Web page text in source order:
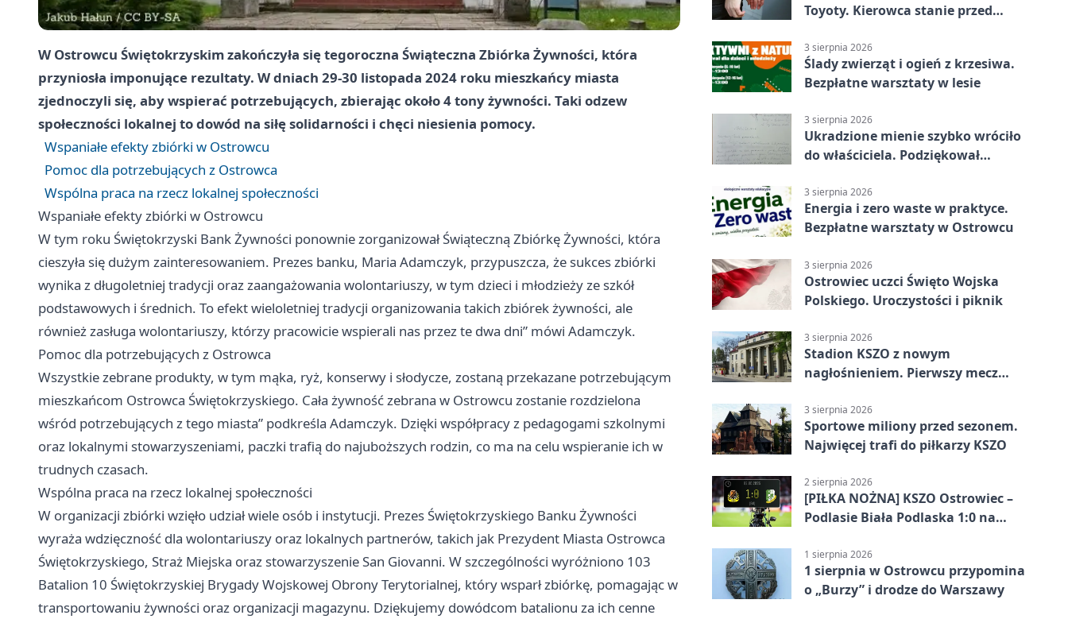
W Ostrowcu Świętokrzyskim zakończyła się tegoroczna Świąteczna Zbiórka Żywności, która
przyniosła imponujące rezultaty. W dniach 29-30 listopada 2024 roku mieszkańcy miasta
zjednoczyli się, aby wspierać potrzebujących, zbierając około 4 tony żywności. Taki odzew
społeczności lokalnej to dowód na siłę solidarności i chęci niesienia pomocy.
Wspaniałe efekty zbiórki w Ostrowcu
Pomoc dla potrzebujących z Ostrowca
Wspólna praca na rzecz lokalnej społeczności
Wspaniałe efekty zbiórki w Ostrowcu
W tym roku Świętokrzyski Bank Żywności ponownie zorganizował Świąteczną Zbiórkę Żywności, która
cieszyła się dużym zainteresowaniem. Prezes banku, Maria Adamczyk, przypuszcza, że sukces zbiórki
wynika z długoletniej tradycji oraz zaangażowania wolontariuszy, w tym dzieci i młodzieży ze szkół
podstawowych i średnich. To efekt wieloletniej tradycji organizowania takich zbiórek żywności, ale
również zasługa wolontariuszy, którzy pracowicie wspierali nas przez te dwa dni” mówi Adamczyk.
Pomoc dla potrzebujących z Ostrowca
Wszystkie zebrane produkty, w tym mąka, ryż, konserwy i słodycze, zostaną przekazane potrzebującym
mieszkańcom Ostrowca Świętokrzyskiego. Cała żywność zebrana w Ostrowcu zostanie rozdzielona
wśród potrzebujących z tego miasta” podkreśla Adamczyk. Dzięki współpracy z pedagogami szkolnymi
oraz lokalnymi stowarzyszeniami, paczki trafią do najuboższych rodzin, co ma na celu wspieranie ich w
trudnych czasach.
Wspólna praca na rzecz lokalnej społeczności
W organizacji zbiórki wzięło udział wiele osób i instytucji. Prezes Świętokrzyskiego Banku Żywności
wyraża wdzięczność dla wolontariuszy oraz lokalnych partnerów, takich jak Prezydent Miasta Ostrowca
Świętokrzyskiego, Straż Miejska oraz stowarzyszenie San Giovanni. W szczególności wyróżniono 103
Batalion 10 Świętokrzyskiej Brygady Wojskowej Obrony Terytorialnej, który wsparł zbiórkę, pomagając w
transportowaniu żywności oraz organizacji magazynu. Dziękujemy dowódcom batalionu za ich cenne
Toyoty. Kierowca stanie przed
3 sierpnia 2026
Ślady zwierząt i ogień z krzesiwa.
Bezpłatne warsztaty w lesie
3 sierpnia 2026
Ukradzione mienie szybko wróciło
do właściciela. Podziękował
3 sierpnia 2026
Energia i zero waste w praktyce.
Bezpłatne warsztaty w Ostrowcu
3 sierpnia 2026
Ostrowiec uczci Święto Wojska
Polskiego. Uroczystości i piknik
3 sierpnia 2026
Stadion KSZO z nowym
nagłośnieniem. Pierwszy mecz
3 sierpnia 2026
Sportowe miliony przed sezonem.
Najwięcej trafi do piłkarzy KSZO
2 sierpnia 2026
[PIŁKA NOŻNA] KSZO Ostrowiec –
Podlasie Biała Podlaska 1:0 na
(Grupa IV)
1 sierpnia 2026
1 sierpnia w Ostrowcu przypomina
o „Burzy” i drodze do Warszawy